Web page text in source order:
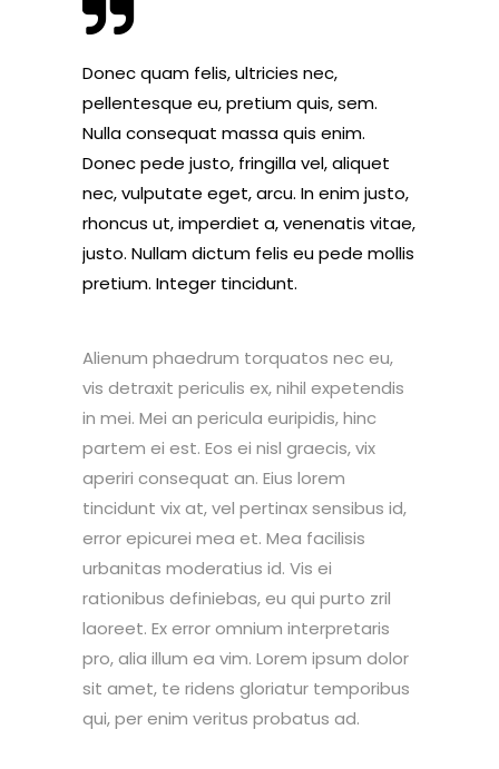
Donec quam felis, ultricies nec,
pellentesque eu, pretium quis, sem.
Nulla consequat massa quis enim.
Donec pede justo, fringilla vel, aliquet
nec, vulputate eget, arcu. In enim justo,
rhoncus ut, imperdiet a, venenatis vitae,
justo. Nullam dictum felis eu pede mollis
pretium. Integer tincidunt.
Alienum phaedrum torquatos nec eu,
vis detraxit periculis ex, nihil expetendis
in mei. Mei an pericula euripidis, hinc
partem ei est. Eos ei nisl graecis, vix
aperiri consequat an. Eius lorem
tincidunt vix at, vel pertinax sensibus id,
error epicurei mea et. Mea facilisis
urbanitas moderatius id. Vis ei
rationibus definiebas, eu qui purto zril
laoreet. Ex error omnium interpretaris
pro, alia illum ea vim. Lorem ipsum dolor
sit amet, te ridens gloriatur temporibus
qui, per enim veritus probatus ad.